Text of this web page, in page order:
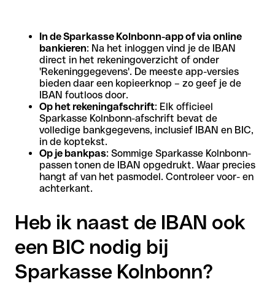
In de Sparkasse Kolnbonn-app of via online
bankieren: Na het inloggen vind je de IBAN
direct in het rekeningoverzicht of onder
'Rekeninggegevens'. De meeste app-versies
bieden daar een kopieerknop – zo geef je de
IBAN foutloos door.
Op het rekeningafschrift: Elk officieel
Sparkasse Kolnbonn-afschrift bevat de
volledige bankgegevens, inclusief IBAN en BIC,
in de koptekst.
Op je bankpas: Sommige Sparkasse Kolnbonn-
passen tonen de IBAN opgedrukt. Waar precies
hangt af van het pasmodel. Controleer voor- en
achterkant.
Heb ik naast de IBAN ook
een BIC nodig bij
Sparkasse Kolnbonn?